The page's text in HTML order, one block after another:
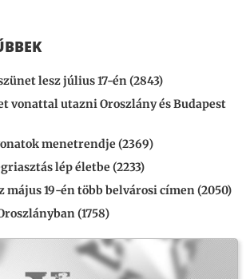
lesz július 17-én (2843)
vonattal utazni Oroszlány és Budapest
menetrendje (2369)
lép életbe (2233)
május 19-én több belvárosi címen (2050)
(1758)